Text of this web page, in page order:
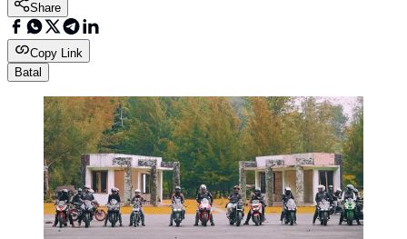
Share
Copy Link
Batal